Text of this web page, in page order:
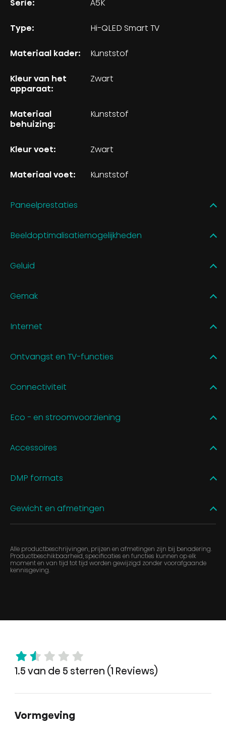
Serie: A5K
Type: Hi-QLED Smart TV
Materiaal kader: Kunststof
Kleur van het
apparaat:
Zwart
Materiaal
behuizing:
Kunststof
Kleur voet: Zwart
Materiaal voet: Kunststof
Paneelprestaties
Beeldoptimalisatiemogelijkheden
Geluid
Gemak
Internet
Ontvangst en TV-functies
Connectiviteit
Eco - en stroomvoorziening
Accessoires
DMP formats
Gewicht en afmetingen
Alle productbeschrijvingen, prijzen en afmetingen zijn bij benadering.
Productbeschikbaarheid, specificaties en functies kunnen op elk
moment en van tijd tot tijd worden gewijzigd zonder voorafgaande
kennisgeving.
1.5 van de 5 sterren (1 Reviews)
Vormgeving